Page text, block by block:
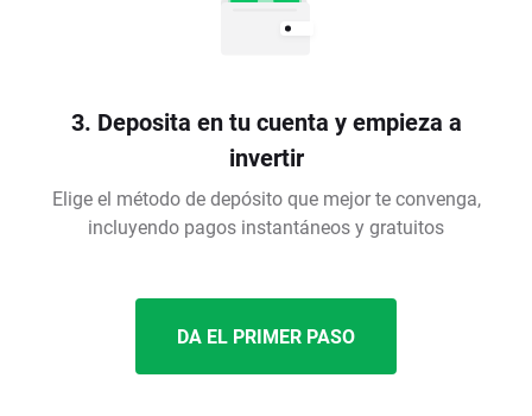
3. Deposita en tu cuenta y empieza a
invertir
Elige el método de depósito que mejor te convenga,
incluyendo pagos instantáneos y gratuitos
DA EL PRIMER PASO